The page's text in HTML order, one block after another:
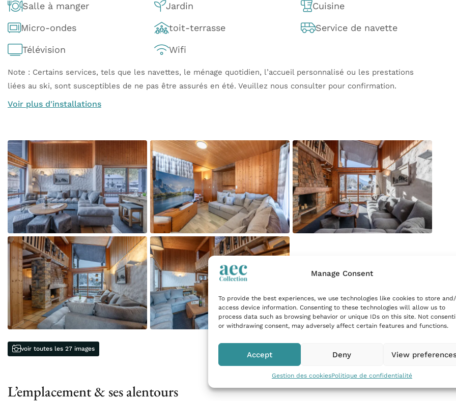
Manage Consent
To provide the best experiences, we use technologies like cookies to store
access device information. Consenting to these technologies will allow us to
process data such as browsing behavior or unique IDs on this site. Not
or withdrawing consent, may adversely affect certain features and functions.
Accept Deny View
Gestion des cookiesPolitique de confidentialité
Salle à manger Jardin Cuisine
Micro-ondes toit-terrasse Service de navette
Télévision Wifi
Note : Certains services, tels que les navettes, le ménage quotidien, l’accueil personnalisé ou les prestations
liées au ski, sont susceptibles de ne pas être assurés en été. Veuillez nous consulter pour confirmation.
Voir plus d'installations
voir toutes les 27 images
L’emplacement & ses alentours